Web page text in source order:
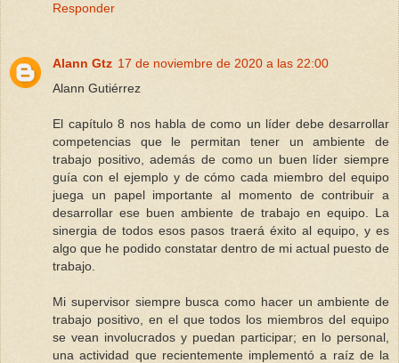
Responder
Alann Gtz 17 de noviembre de 2020 a las 22:00
Alann Gutiérrez
El capítulo 8 nos habla de como un líder debe desarrollar
competencias que le permitan tener un ambiente de
trabajo positivo, además de como un buen líder siempre
guía con el ejemplo y de cómo cada miembro del equipo
juega un papel importante al momento de contribuir a
desarrollar ese buen ambiente de trabajo en equipo. La
sinergia de todos esos pasos traerá éxito al equipo, y es
algo que he podido constatar dentro de mi actual puesto de
trabajo.
Mi supervisor siempre busca como hacer un ambiente de
trabajo positivo, en el que todos los miembros del equipo
se vean involucrados y puedan participar; en lo personal,
una actividad que recientemente implementó a raíz de la